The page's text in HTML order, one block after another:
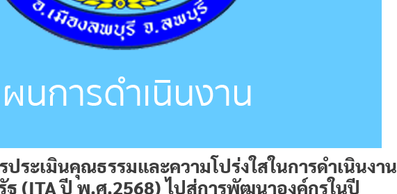
ประเมินคุณธรรมและความโปร่งใสในการดำเนินงาน
ฐ (ITA ปี พ.ศ.2568) ไปสู่การพัฒนาองค์กรในปี